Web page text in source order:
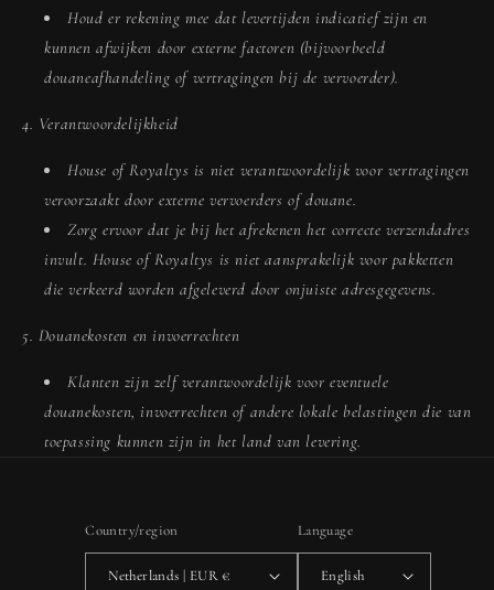
Houd er rekening mee dat levertijden indicatief zijn en
kunnen afwijken door externe factoren (bijvoorbeeld
douaneafhandeling of vertragingen bij de vervoerder).
4. Verantwoordelijkheid
House of Royaltys is niet verantwoordelijk voor vertragingen
veroorzaakt door externe vervoerders of douane.
Zorg ervoor dat je bij het afrekenen het correcte verzendadres
invult. House of Royaltys is niet aansprakelijk voor pakketten
die verkeerd worden afgeleverd door onjuiste adresgegevens.
5. Douanekosten en invoerrechten
Klanten zijn zelf verantwoordelijk voor eventuele
douanekosten, invoerrechten of andere lokale belastingen die van
toepassing kunnen zijn in het land van levering.
Country/region
Netherlands | EUR €
Language
English